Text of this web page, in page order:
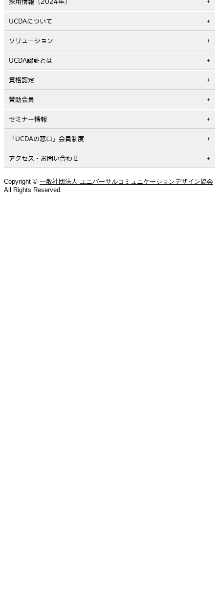
採用情報（2024年）
UCDAについて
ソリューション
UCDA認証とは
資格認定
賛助会員
セミナー情報
「UCDAの窓口」会員制度
アクセス・お問い合わせ
Copyright © 一般社団法人 ユニバーサルコミュニケーションデザイン協会
All Rights Reserved.